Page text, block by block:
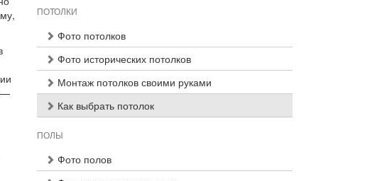
—
ПОТОЛКИ
Фото потолков
Фото исторических потолков
Монтаж потолков своими руками
Как выбрать потолок
ПОЛЫ
Фото полов